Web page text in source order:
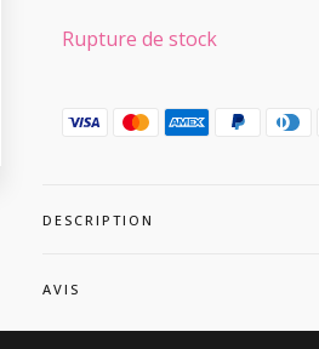
initial
19,90€.
actuel
17,99€.
Rupture de stock
DESCRIPTION
AVIS